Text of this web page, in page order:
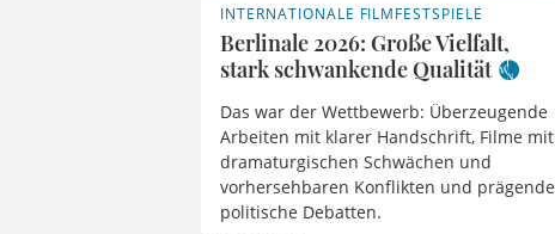
INTERNATIONALE FILMFESTSPIELE
Berlinale 2026: Große Vielfalt,
stark schwankende Qualität
Das war der Wettbewerb: Überzeugende
Arbeiten mit klarer Handschrift, Filme mit
dramaturgischen Schwächen und
vorhersehbaren Konflikten und prägende
politische Debatten.